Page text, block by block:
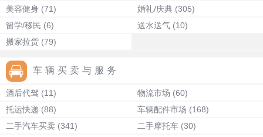
美容健身 (71) 婚礼/庆典 (305)
留学/移民 (6) 送水送气 (10)
搬家拉货 (79)
车辆买卖与服务
酒后代驾 (11) 物流市场 (60)
托运快递 (88) 车辆配件市场 (168)
二手汽车买卖 (341) 二手摩托车 (30)